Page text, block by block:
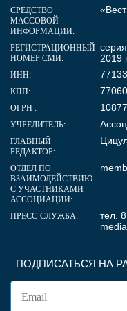
ПОДПИСАТЬСЯ НА
СРЕДСТВО
МАССОВОЙ
ИНФОРМАЦИИ:
РЕГИСТРАЦИОННЫЙ
НОМЕР СМИ:
2019
ИНН:
КПП:
ОГРН :
УЧРЕДИТЕЛЬ:
ГЛАВНЫЙ
РЕДАКТОР:
ОТДЕЛ ПО
ВЗАИМОДЕЙСТВИЮ
С УЧАСТНИКАМИ
АССОЦИАЦИИ:
ПРЕСС-СЛУЖБА:
тел.